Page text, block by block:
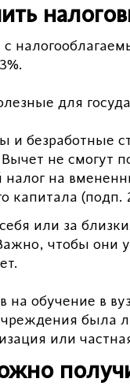
для
безработные
Вычет не
на
капитала (подп.
или за
чтобы они
на обучение в
была
или